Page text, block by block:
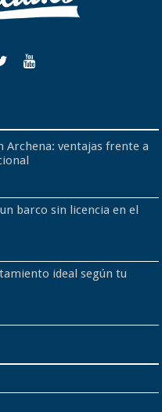
Archena: ventajas frente a
barco sin licencia en el
ideal según tu